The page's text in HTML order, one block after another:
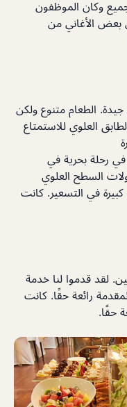
وكان الموظفون
بعض الأغاني من
الطعام متنوع ولكن
العلوي للاستمتاع
رحلة بحرية في
السطح العلوي
كبيرة في التسعير. كانت
لقد قدموا لنا خدمة
رائعة حقًا. كانت
حقًا.